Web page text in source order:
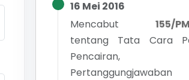
16 Mei 2016
Mencabut
155/
tentang Tata Cara